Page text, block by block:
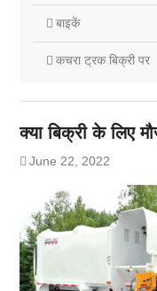
बाइकें
कचरा ट्रक बिक्री पर
क्या बिक्री के लिए
June 22, 2022